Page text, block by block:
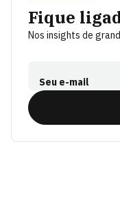
Fique
Nos insights de
Seu e-mail